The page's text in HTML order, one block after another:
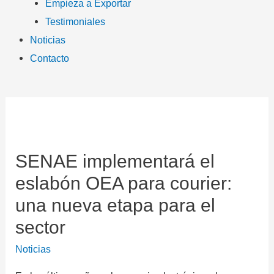
Empieza a Exportar
Testimoniales
Noticias
Contacto
SENAE implementará el
eslabón OEA para courier:
una nueva etapa para el
sector
Noticias